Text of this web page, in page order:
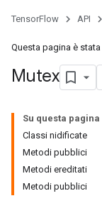
TensorFlow API
Questa pagina è stata
Mutex
Su questa pagina
Classi nidificate
Metodi pubblici
Metodi ereditati
Metodi pubblici